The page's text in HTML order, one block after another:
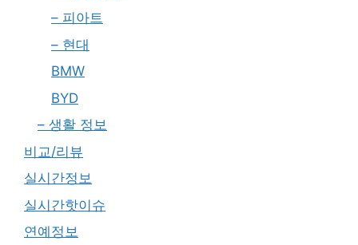
– 피아트
– 현대
BMW
BYD
– 생활 정보
비교/리뷰
실시간정보
실시간핫이슈
연예정보